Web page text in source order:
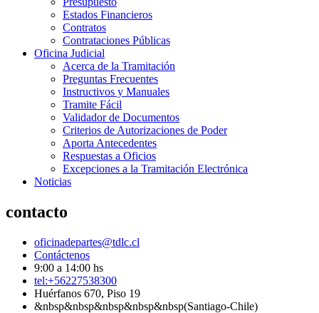
Estados Financieros
Contratos
Contrataciones Públicas
Oficina Judicial
Acerca de la Tramitación
Preguntas Frecuentes
Instructivos y Manuales
Tramite Fácil
Validador de Documentos
Criterios de Autorizaciones de Poder
Aporta Antecedentes
Respuestas a Oficios
Excepciones a la Tramitación Electrónica
Noticias
contacto
oficinadepartes@tdlc.cl
Contáctenos
9:00 a 14:00 hs
tel:+56227538300
Huérfanos 670, Piso 19
&nbsp&nbsp&nbsp&nbsp&nbsp(Santiago-Chile)